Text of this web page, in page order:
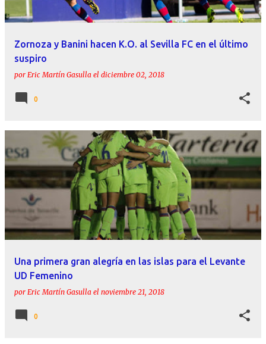
Zornoza y Banini hacen K.O. al Sevilla FC en el último
suspiro
por Eric Martín Gasulla el diciembre 02, 2018
0
Una primera gran alegría en las islas para el Levante
UD Femenino
por Eric Martín Gasulla el noviembre 21, 2018
0